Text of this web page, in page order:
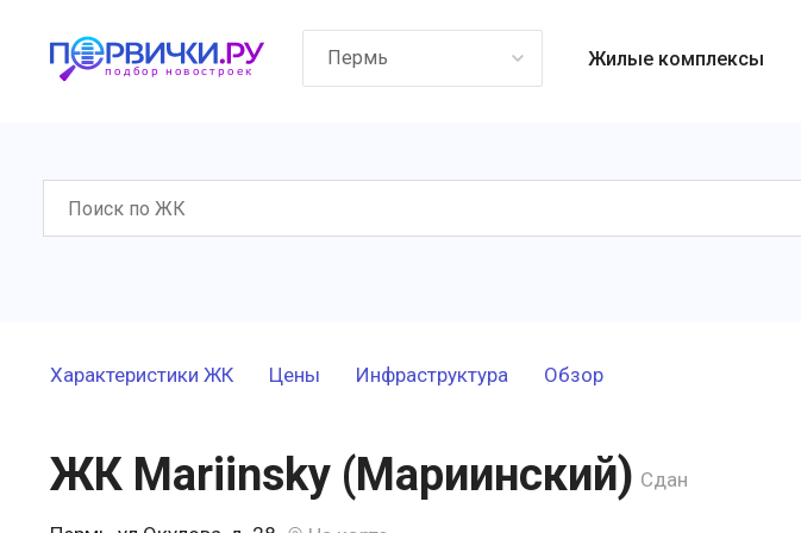
Пермь Жилые комплексы
Характеристики ЖК Цены Инфраструктура Обзор
ЖК Mariinsky (Мариинский) Сдан